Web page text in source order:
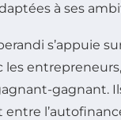
à ses
s’appuie
les
gagnant.